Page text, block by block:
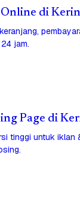
Online di
jam.
Page di
tinggi untuk iklan